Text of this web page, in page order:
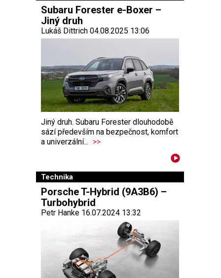
Subaru Forester e-Boxer –
Jiný druh
Lukáš Dittrich 04.08.2025 13:06
Jiný druh. Subaru Forester dlouhodobě
sází především na bezpečnost, komfort
a univerzální... >>
Technika
Porsche T-Hybrid (9A3B6) –
Turbohybrid
Petr Hanke 16.07.2024 13:32